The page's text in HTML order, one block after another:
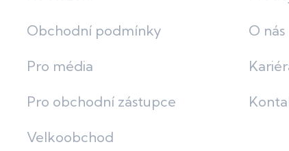
Obchodní podmínky
Pro média
Pro obchodní zástupce
Velkoobchod
O nás